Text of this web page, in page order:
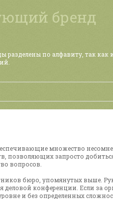
бренд
разделены по алфавиту, так
множество
позволяющих запросто
вопросов.
бюро, упомянутых выше.
конференции. Если за
и без определенных